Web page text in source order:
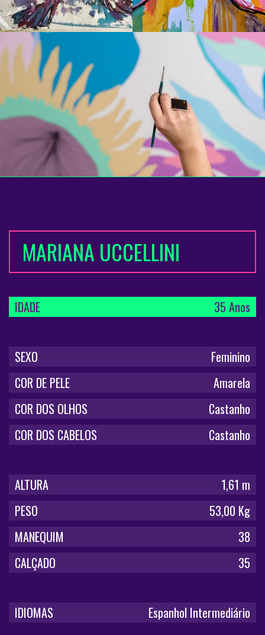
MARIANA UCCELLINI
IDADE 35 Anos
SEXO
Feminino
COR DE PELE
Amarela
COR DOS OLHOS
Castanho
COR DOS CABELOS
Castanho
ALTURA
1,61 m
PESO
53,00 Kg
MANEQUIM
38
CALÇADO
35
IDIOMAS Espanhol Intermediário